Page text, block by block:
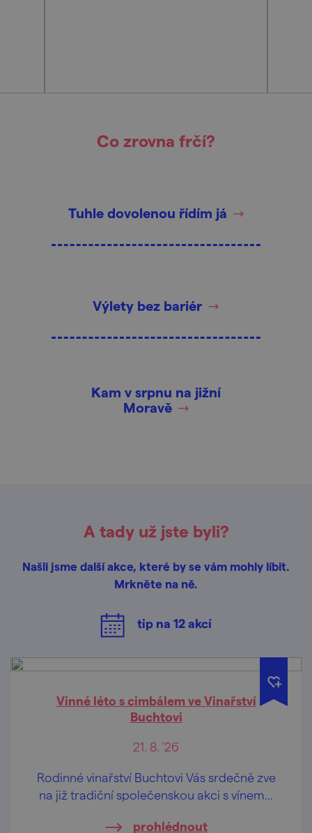
Co zrovna frčí?
Tuhle dovolenou řídím já
Výlety bez bariér
Kam v srpnu na jižní
Moravě
A tady už jste byli?
Našli jsme další akce, které by se vám mohly líbit.
Mrkněte na ně.
tip na 12akcí
Vinné léto s cimbálem ve Vinařství
Buchtovi
21. 8. '26
Rodinné vinařství Buchtovi Vás srdečně zve
na již tradiční společenskou akci s vínem...
prohlédnout